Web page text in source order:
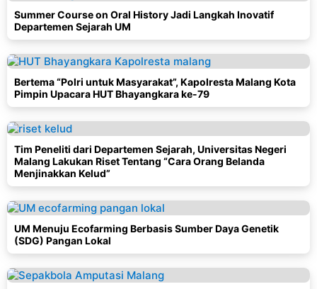
Summer Course on Oral History Jadi Langkah Inovatif
Departemen Sejarah UM
Bertema “Polri untuk Masyarakat”, Kapolresta Malang Kota
Pimpin Upacara HUT Bhayangkara ke-79
Tim Peneliti dari Departemen Sejarah, Universitas Negeri
Malang Lakukan Riset Tentang “Cara Orang Belanda
Menjinakkan Kelud”
UM Menuju Ecofarming Berbasis Sumber Daya Genetik
(SDG) Pangan Lokal